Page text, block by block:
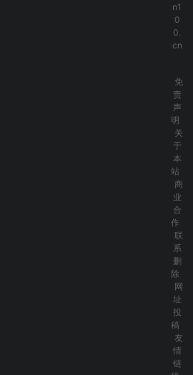
n1
0
0.
cn
免
责
声
明
关
于
本
站
商
业
合
作
联
系
删
除
网
址
投
稿
友
情
链